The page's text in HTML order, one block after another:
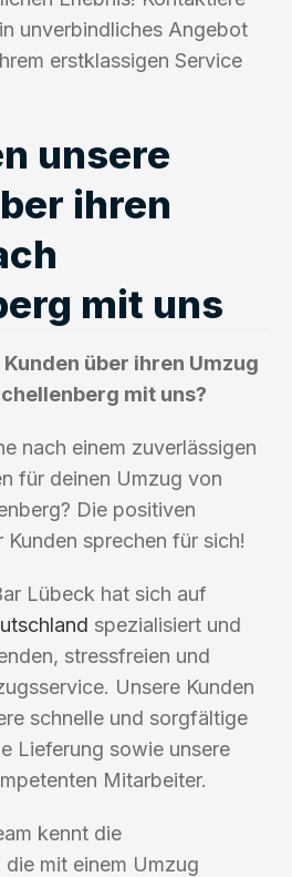
unverbindliches Angebot
erstklassigen Service
unsere
ihren
mit uns
über ihren Umzug
mit uns?
nach einem zuverlässigen
für deinen Umzug von
Die positiven
Kunden sprechen für sich!
Lübeck hat sich auf
spezialisiert und
stressfreien und
Unsere Kunden
schnelle und sorgfältige
Lieferung sowie unsere
Mitarbeiter.
kennt die
mit einem Umzug